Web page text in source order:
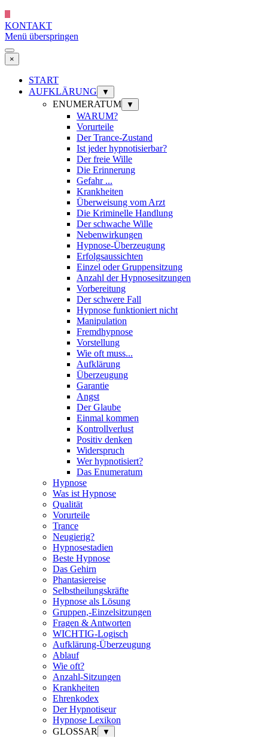
KONTAKT
Menü überspringen
×
START
AUFKLÄRUNG
▼
ENUMERATUM ▼
WARUM?
Vorurteile
Der Trance-Zustand
Ist jeder hypnotisierbar?
Der freie Wille
Die Erinnerung
Gefahr ...
Krankheiten
Überweisung vom Arzt
Die Kriminelle Handlung
Der schwache Wille
Nebenwirkungen
Hypnose-Überzeugung
Erfolgsaussichten
Einzel oder Gruppensitzung
Anzahl der Hypnosesitzungen
Vorbereitung
Der schwere Fall
Hypnose funktioniert nicht
Manipulation
Fremdhypnose
Vorstellung
Wie oft muss...
Aufklärung
Überzeugung
Garantie
Angst
Der Glaube
Einmal kommen
Kontrollverlust
Positiv denken
Widerspruch
Wer hypnotisiert?
Das Enumeratum
Hypnose
Was ist Hypnose
Qualität
Vorurteile
Trance
Neugierig?
Hypnosestadien
Beste Hypnose
Das Gehirn
Phantasiereise
Selbstheilungskräfte
Hypnose als Lösung
Gruppen,-Einzelsitzungen
Fragen & Antworten
WICHTIG-Logisch
Aufklärung-Überzeugung
Ablauf
Wie oft?
Anzahl-Sitzungen
Krankheiten
Ehrenkodex
Der Hypnotiseur
Hypnose Lexikon
GLOSSAR
▼